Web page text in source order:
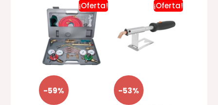
¡Oferta!
-59%
El
precio
original
era:
$ 1.651.483.
El
precio
actual
es:
$ 677.900.
¡Oferta!
-53%
original
era:
$ 238.206.
El